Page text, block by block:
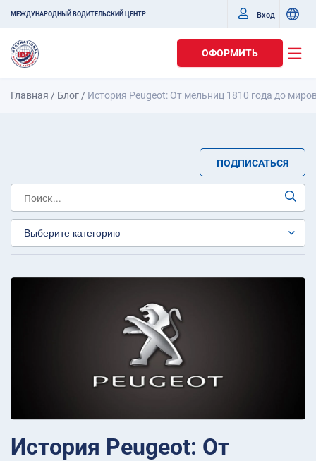
МЕЖДУНАРОДНЫЙ ВОДИТЕЛЬСКИЙ ЦЕНТР Вход
ОФОРМИТЬ
Главная / Блог / История Peugeot: От мельниц 1810 года до
ПОДПИСАТЬСЯ
История Peugeot: От